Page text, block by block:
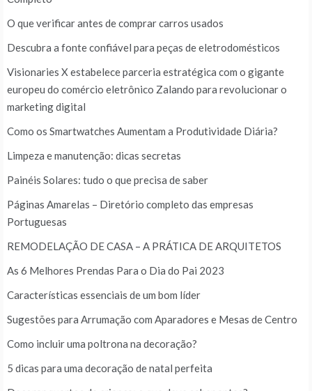
O que verificar antes de comprar carros usados
Descubra a fonte confiável para peças de eletrodomésticos
Visionaries X estabelece parceria estratégica com o gigante
europeu do comércio eletrônico Zalando para revolucionar o
marketing digital
Como os Smartwatches Aumentam a Produtividade Diária?
Limpeza e manutenção: dicas secretas
Painéis Solares: tudo o que precisa de saber
Páginas Amarelas – Diretório completo das empresas
Portuguesas
REMODELAÇÃO DE CASA – A PRÁTICA DE ARQUITETOS
As 6 Melhores Prendas Para o Dia do Pai 2023
Características essenciais de um bom líder
Sugestões para Arrumação com Aparadores e Mesas de Centro
Como incluir uma poltrona na decoração?
5 dicas para uma decoração de natal perfeita